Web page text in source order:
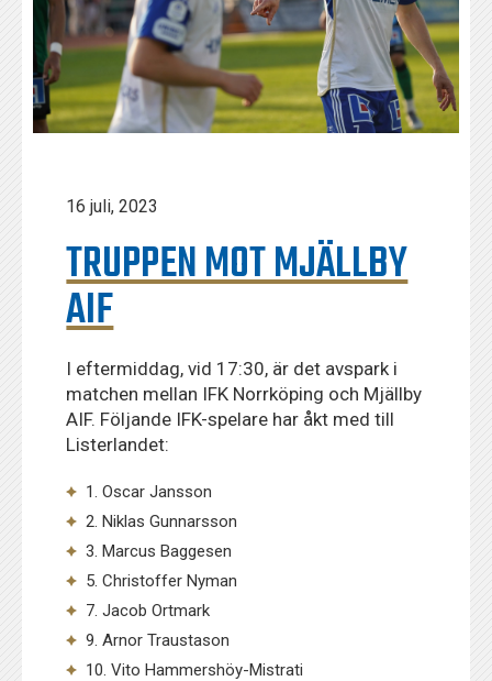
16 juli, 2023
TRUPPEN MOT MJÄLLBY
AIF
I eftermiddag, vid 17:30, är det avspark i
matchen mellan IFK Norrköping och Mjällby
AIF. Följande IFK-spelare har åkt med till
Listerlandet:
1. Oscar Jansson
2. Niklas Gunnarsson
3. Marcus Baggesen
5. Christoffer Nyman
7. Jacob Ortmark
9. Arnor Traustason
10. Vito Hammershöy-Mistrati